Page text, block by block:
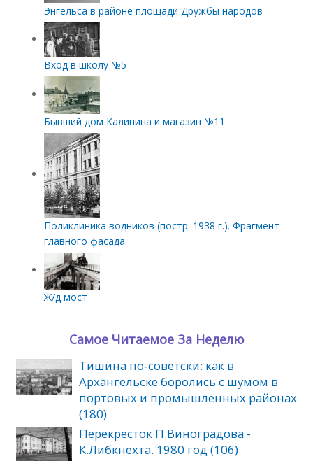
Энгельса в районе площади Дружбы народов
Вход в школу №5
Бывший дом Калинина и магазин №11
Поликлиника водников (постр. 1938 г.). Фрагмент
главного фасада.
Ж/д мост
Самое Читаемое За Неделю
Тишина по‑советски: как в
Архангельске боролись с шумом в
портовых и промышленных районах
(180)
Перекресток П.Виноградова -
К.Либкнехта. 1980 год (106)